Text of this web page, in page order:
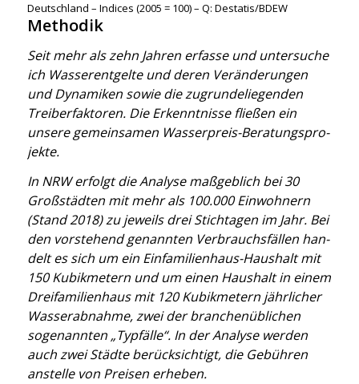
Deutsch­land – Indi­ces (2005 = 100) – Q: Destatis/BDEW
Methodik
Seit mehr als zehn Jah­ren erfas­se und unter­su­che
ich Was­ser­ent­gel­te und deren Ver­än­de­run­gen
und Dyna­mi­ken sowie die zugrun­de­lie­gen­den
Trei­ber­fak­to­ren. Die Erkennt­nis­se flie­ßen ein
unse­re gemein­sa­men Was­ser­preis-Bera­tungs­pro­
jek­te.
In NRW erfolgt die Ana­ly­se maß­geb­lich bei 30
Groß­städ­ten mit mehr als 100.000 Ein­woh­nern
(Stand 2018) zu jeweils drei Stich­ta­gen im Jahr. Bei
den vor­ste­hend genann­ten Ver­brauchs­fäl­len han­
delt es sich um ein Ein­fa­mi­li­en­haus-Haus­halt mit
150 Kubik­me­tern und um einen Haus­halt in einem
Drei­fa­mi­li­en­haus mit 120 Kubik­me­tern jähr­li­cher
Was­ser­ab­nah­me, zwei der bran­chen­üb­li­chen
soge­nann­ten „Typ­fäl­le“. In der Ana­ly­se wer­den
auch zwei Städ­te berück­sich­tigt, die Gebüh­ren
anstel­le von Prei­sen erhe­ben.